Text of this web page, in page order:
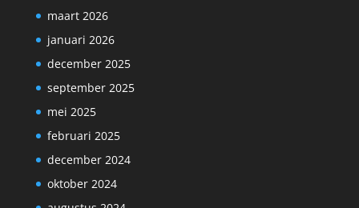
maart 2026
januari 2026
december 2025
september 2025
mei 2025
februari 2025
december 2024
oktober 2024